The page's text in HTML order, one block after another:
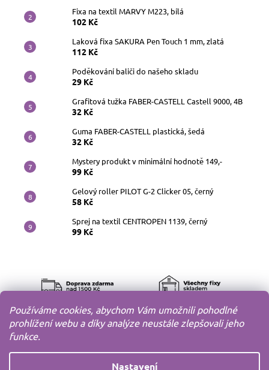
Používáme cookies, abychom Vám umožnili pohodlné
prohlížení webu a díky analýze neustále zlepšovali jeho
funkce.
Nastavení
Fixa na textil MARVY M223, bílá
102 Kč
Laková fixa SAKURA Pen Touch 1 mm, zlatá
112 Kč
Poděkování baliči do našeho skladu
29 Kč
Grafitová tužka FABER-CASTELL Castell 9000, 4B
32 Kč
Guma FABER-CASTELL plastická, šedá
32 Kč
Mystery produkt v minimální hodnotě 149,-
99 Kč
Gelový roller PILOT G-2 Clicker 05, černý
58 Kč
Sprej na textil CENTROPEN 1139, černý
99 Kč